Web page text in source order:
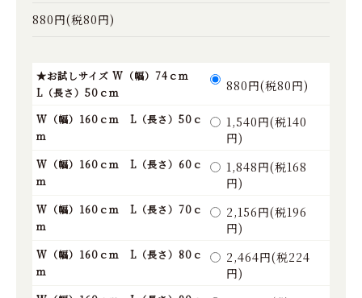
880円(税80円)
★お試しサイズ W（幅）74ｃｍ
L（長さ）50ｃｍ
880円(税80円)
W（幅）160ｃｍ L（長さ）50ｃ
ｍ
1,540円(税140
円)
W（幅）160ｃｍ L（長さ）60ｃ
ｍ
1,848円(税168
円)
W（幅）160ｃｍ L（長さ）70ｃ
ｍ
2,156円(税196
円)
W（幅）160ｃｍ L（長さ）80ｃ
ｍ
2,464円(税224
円)